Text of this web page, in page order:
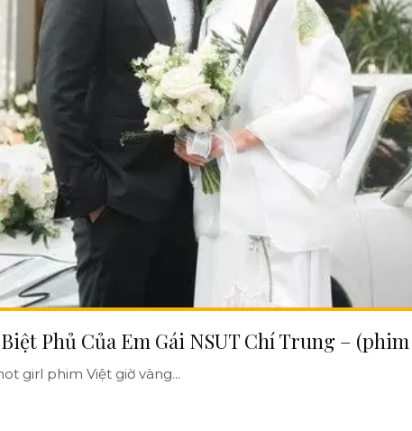
Phủ Của Em Gái NSUT Chí Trung –
girl phim Việt giờ vàng...